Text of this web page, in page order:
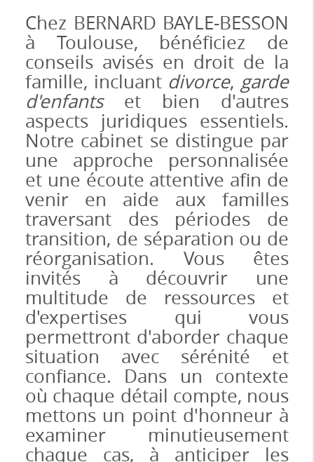
Chez BERNARD BAYLE-BESSON
à Toulouse, bénéficiez de
conseils avisés en droit de la
famille, incluant divorce, garde
d'enfantset bien d'autres
aspects juridiques essentiels.
Notre cabinet se distingue par
une approche personnalisée
et une écoute attentive afin de
venir en aide aux familles
traversant des périodes de
transition, de séparation ou de
réorganisation. Vous êtes
invités à découvrir une
multitude de ressources et
d'expertises qui vous
permettront d'aborder chaque
situation avec sérénité et
confiance. Dans un contexte
où chaque détail compte, nous
mettons un point d'honneur à
examiner minutieusement
chaque cas, à anticiper les